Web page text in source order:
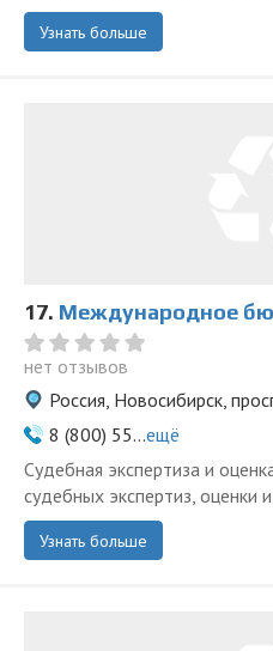
Узнать больше
17. Международное бюро судебных
нет отзывов
Россия, Новосибирск,
8 (800) 55...ещё
Судебная экспертиза и
судебных экспертиз, оценки
Узнать больше